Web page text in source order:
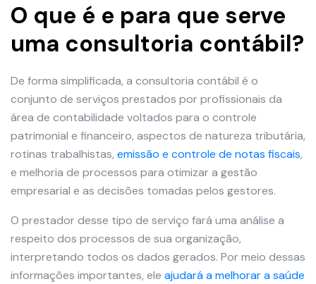
O que é e para que serve
uma consultoria contábil?
De forma simplificada, a consultoria contábil é o
conjunto de serviços prestados por profissionais da
área de contabilidade voltados para o controle
patrimonial e financeiro, aspectos de natureza tributária,
rotinas trabalhistas, emissão e controle de notas fiscais,
e melhoria de processos para otimizar a gestão
empresarial e as decisões tomadas pelos gestores.
O prestador desse tipo de serviço fará uma análise a
respeito dos processos de sua organização,
interpretando todos os dados gerados. Por meio dessas
informações importantes, ele ajudará a melhorar a saúde